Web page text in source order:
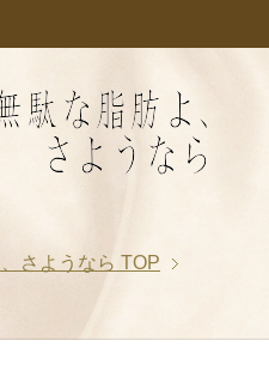
さようなら TOP